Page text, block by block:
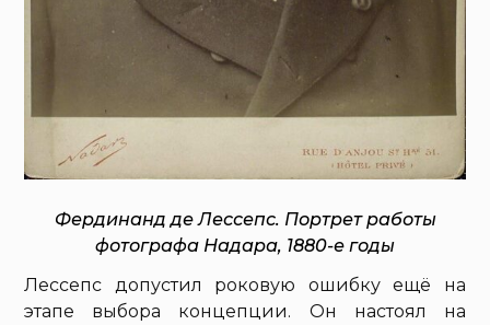
Фердинанд де Лессепс. Портрет работы
фотографа Надара, 1880-е годы
Лессепс допустил роковую ошибку ещё на
этапе выбора концепции. Он настоял на